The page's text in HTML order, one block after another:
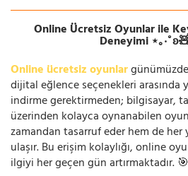
Online Ücretsiz Oyunlar ile
Deneyimi ⋆｡
Online ücretsiz oyunlar
dijital eğlence seçenekleri arasında
indirme gerektirmeden; bilgisayar,
üzerinden kolayca oynanabilen
zamandan tasarruf eder hem de her
ulaşır. Bu erişim kolaylığı, online
ilgiyi her geçen gün artırmaktadır.